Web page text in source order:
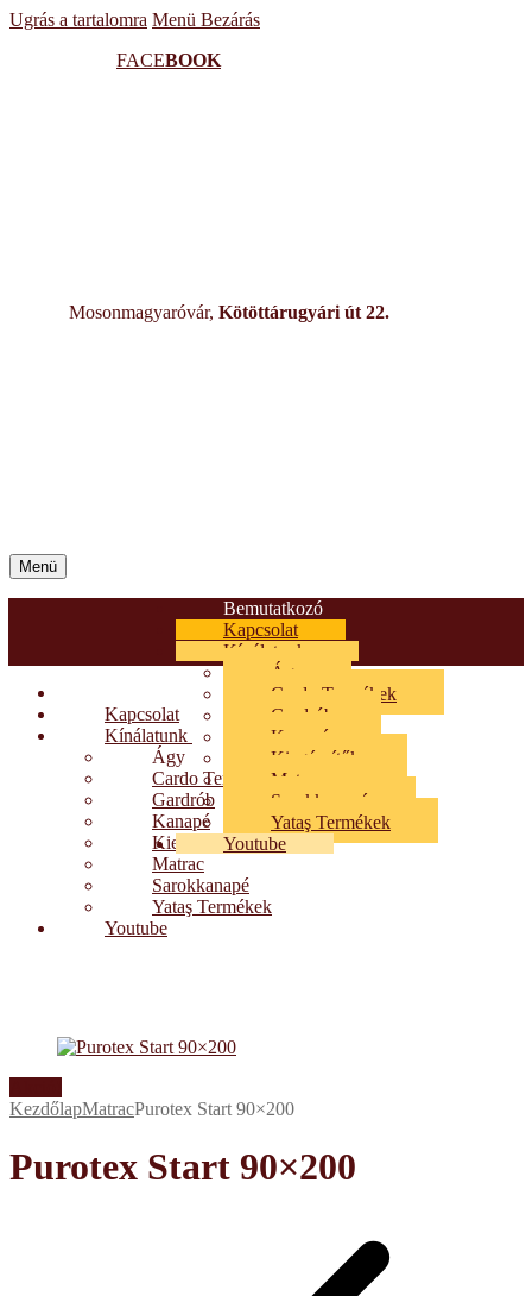
Ugrás a tartalomra Menü Bezárás
FACEBOOK
Mosonmagyaróvár, Kötöttárugyári út 22.
Menü
Bemutatkozó
Kapcsolat
Kínálatunk
Ágy
Cardo Termékek
Gardrób
Kanapé
Kiegészítők
Matrac
Sarokkanapé
Yataş Termékek
Youtube
Bemutatkozó
Kapcsolat
Kínálatunk
Ágy
Cardo Termékek
Gardrób
Kanapé
Kiegészítők
Matrac
Sarokkanapé
Yataş Termékek
Youtube
KezdőlapMatracPurotex Start 90×200
Purotex Start 90×200